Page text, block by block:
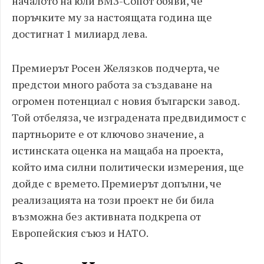
поръчките му за настоящата година ще
достигнат 1 милиард лева.
Премиерът Росен Желязков подчерта, че
предстои много работа за създаване на
огромен потенциал с новия български завод.
Той отбеляза, че изградената предвидимост с
партньорите е от ключово значение, а
истинската оценка на мащаба на проекта,
който има силни политически измерения, ще
дойде с времето. Премиерът допълни, че
реализацията на този проект не би била
възможна без активната подкрепа от
Европейския съюз и НАТО.